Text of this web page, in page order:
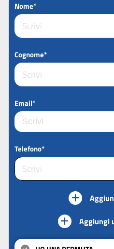
Nome*
Cognome*
Email*
Telefono*
Aggiungi